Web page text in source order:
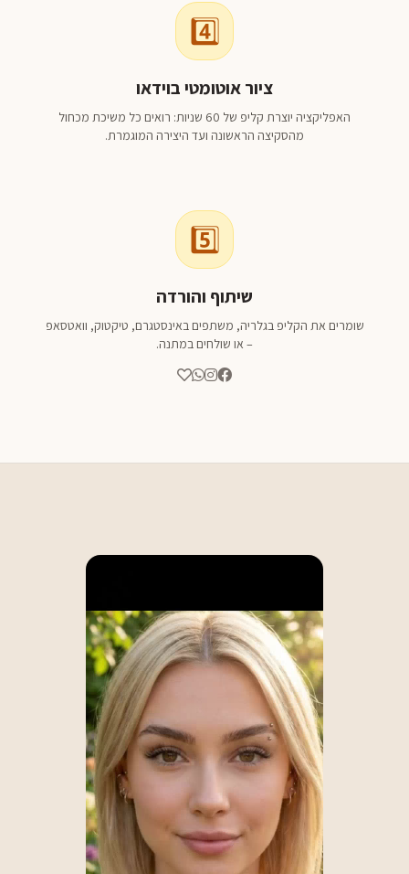
4️⃣
ציור אוטומטי בוידאו
האפליקציה יוצרת קליפ של 60 שניות: רואים כל משיכת מכחול
מהסקיצה הראשונה ועד היצירה המוגמרת.
5️⃣
שיתוף והורדה
שומרים את הקליפ בגלריה, משתפים באינסטגרם, טיקטוק, וואטסאפ
– או שולחים במתנה.